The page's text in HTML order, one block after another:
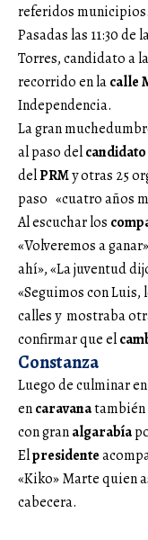
referidos municipios.
Pasadas las 11:30 de
Torres, candidato a
recorrido en lacalle
Independencia.
La gran
al paso del
delPRMy otras 25
paso «cuatro años
Al escuchar los
«Volveremos a
ahí», «La juventud
«Seguimos con Luis,
calles y mostraba
confirmar que el
Constanza
Luego de culminar en
encaravanatambién
con granalgarabía
Elpresidente
«Kiko» Marte quien
cabecera.